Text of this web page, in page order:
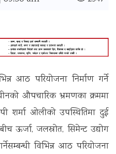
आठ परियोजना निर्माण गर्ने
औपचारिक भ्रमणका क्रममा
शर्मा ओलीको उपस्थितिमा दुई
ऊर्जा, जलस्रोत, सिमेन्ट उद्योग
विभिन्न आठ परियोजना